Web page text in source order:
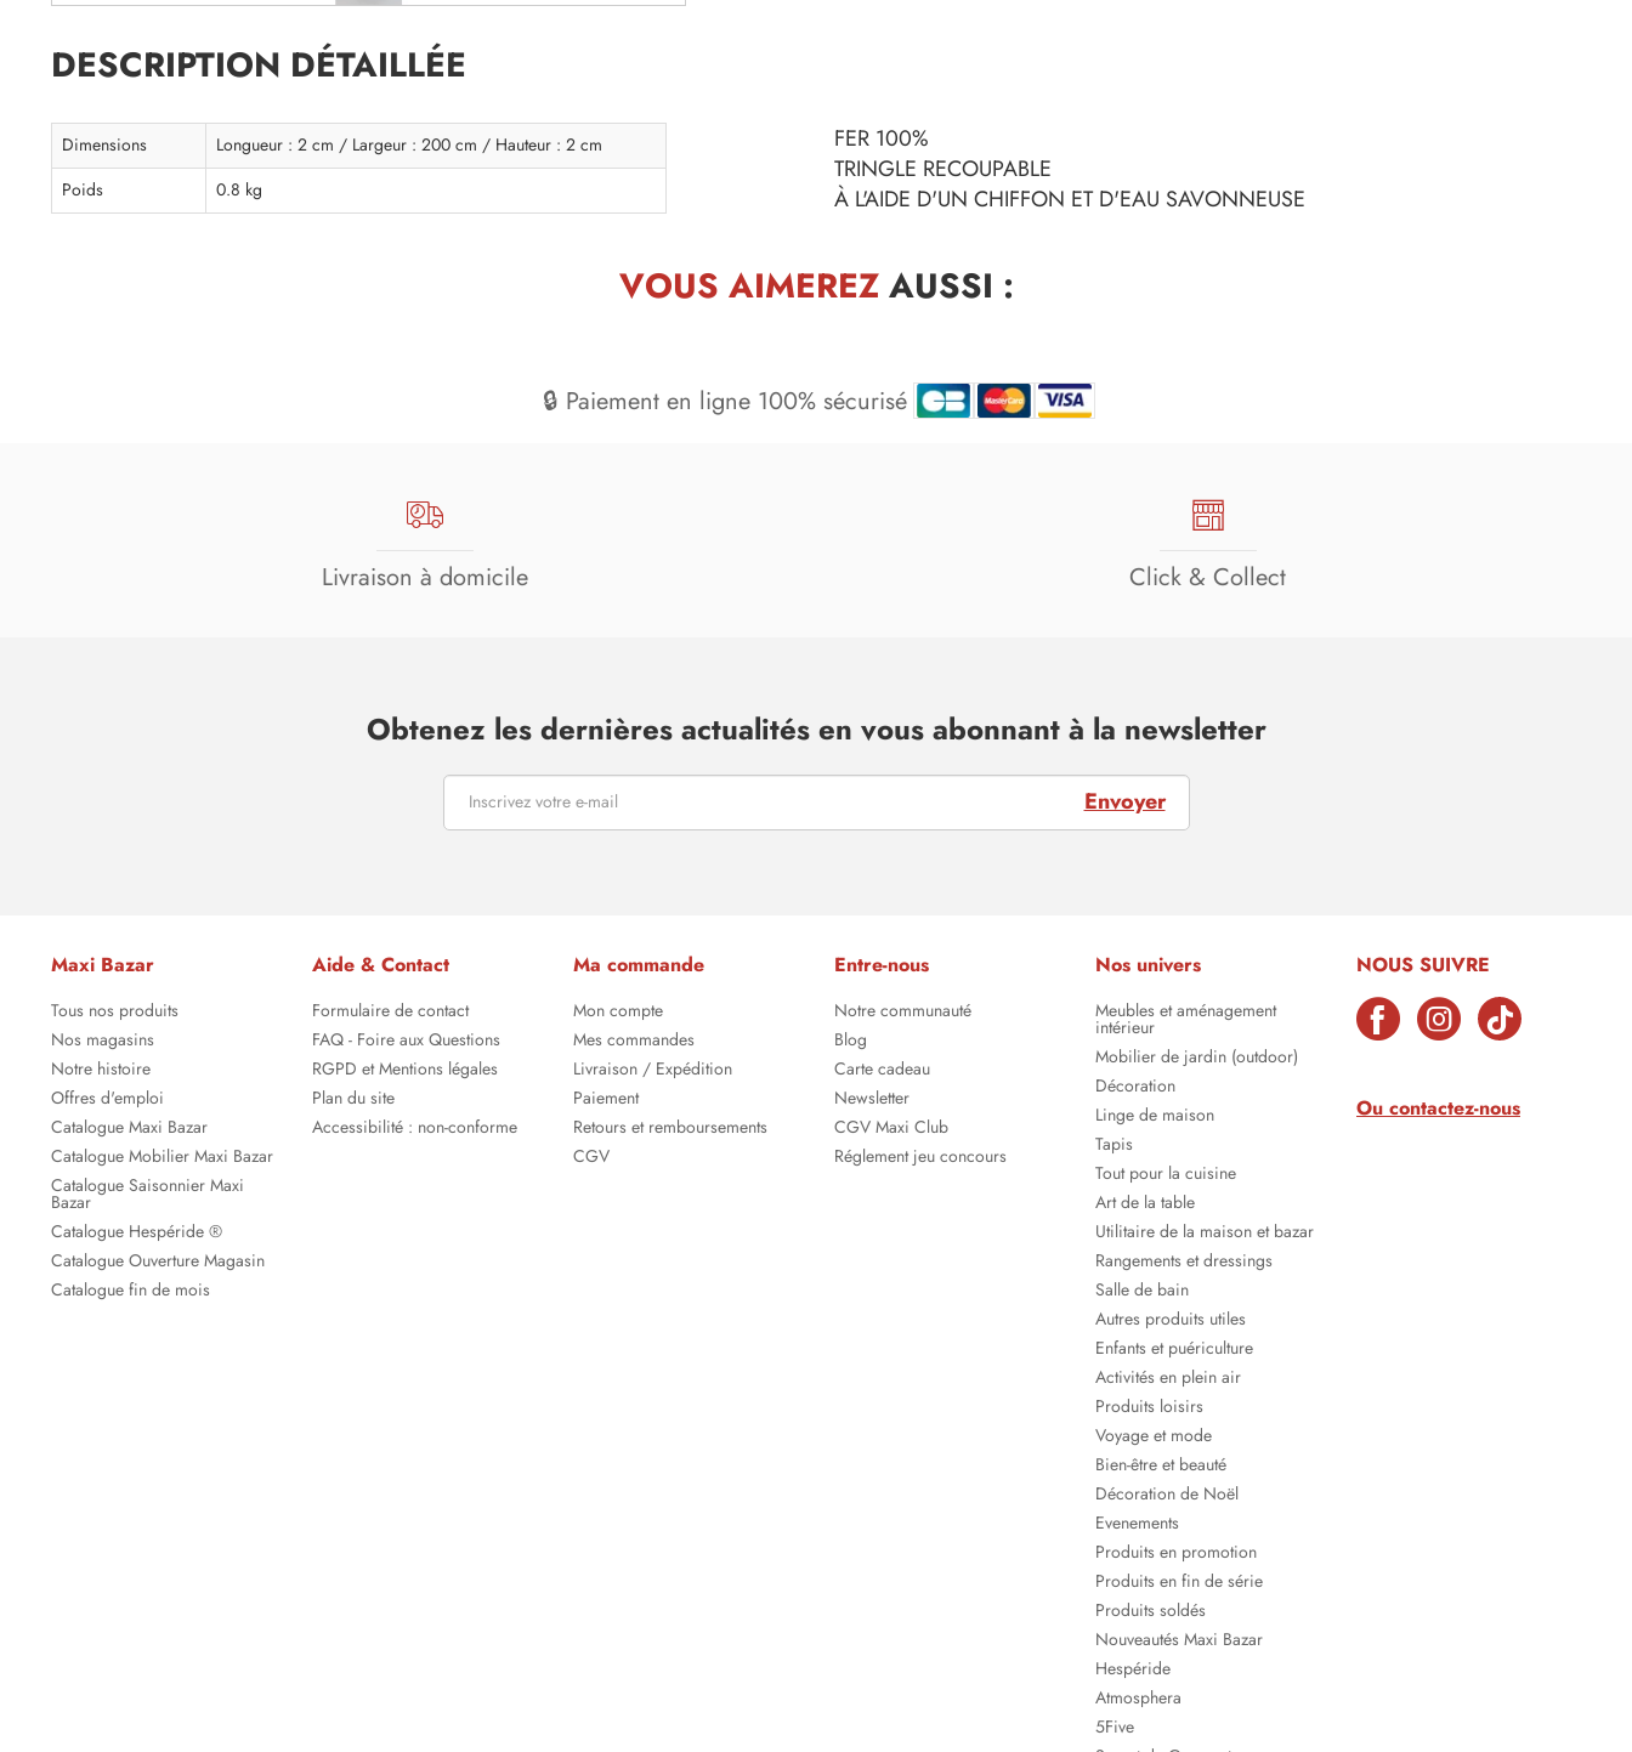
DESCRIPTION DÉTAILLÉE
Dimensions
Longueur : 2 cm / Largeur : 200 cm / Hauteur : 2 cm
Poids
0.8 kg
FER 100%
TRINGLE RECOUPABLE
À L'AIDE D'UN CHIFFON ET D'EAU SAVONNEUSE
VOUS AIMEREZAUSSI :
🔒 Paiement en ligne 100% sécurisé
Livraison à domicile Click & Collect
Obtenez les dernières actualités en vous abonnant à la newsletter
Envoyer
Maxi Bazar
Tous nos produits
Nos magasins
Notre histoire
Offres d'emploi
Catalogue Maxi Bazar
Catalogue Mobilier Maxi Bazar
Catalogue Saisonnier Maxi
Bazar
Catalogue Hespéride ®
Catalogue Ouverture Magasin
Catalogue fin de mois
Aide & Contact
Formulaire de contact
FAQ - Foire aux Questions
RGPD et Mentions légales
Plan du site
Accessibilité : non-conforme
Ma commande
Mon compte
Mes commandes
Livraison / Expédition
Paiement
Retours et remboursements
CGV
Entre-nous
Notre communauté
Blog
Carte cadeau
Newsletter
CGV Maxi Club
Réglement jeu concours
Nos univers
Meubles et aménagement
intérieur
Mobilier de jardin (outdoor)
Décoration
Linge de maison
Tapis
Tout pour la cuisine
Art de la table
Utilitaire de la maison et bazar
Rangements et dressings
Salle de bain
Autres produits utiles
Enfants et puériculture
Activités en plein air
Produits loisirs
Voyage et mode
Bien-être et beauté
Décoration de Noël
Evenements
Produits en promotion
Produits en fin de série
Produits soldés
Nouveautés Maxi Bazar
Hespéride
Atmosphera
5Five
NOUS SUIVRE
Ou contactez-nous